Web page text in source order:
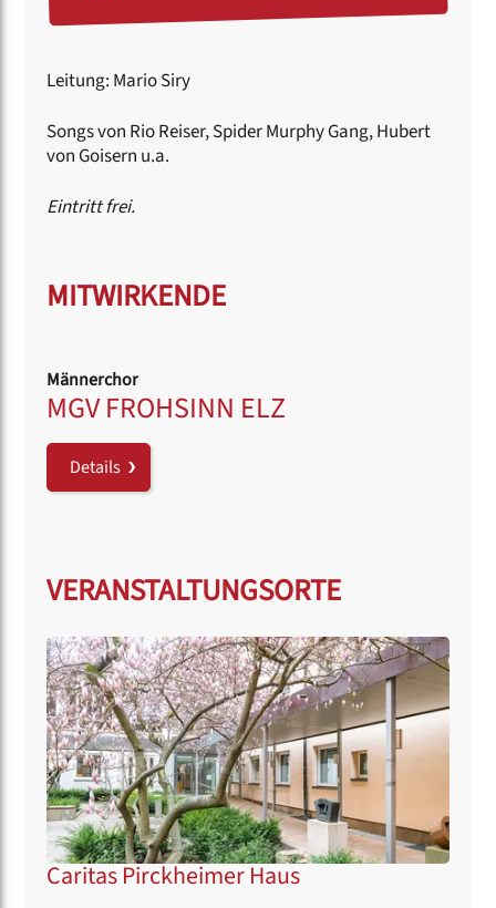
Leitung: Mario Siry
Songs von Rio Reiser, Spider Murphy Gang, Hubert
von Goisern u.a.
Eintritt frei.
MITWIRKENDE
Männerchor
MGV FROHSINN ELZ
Details
VERANSTALTUNGSORTE
Caritas Pirckheimer Haus